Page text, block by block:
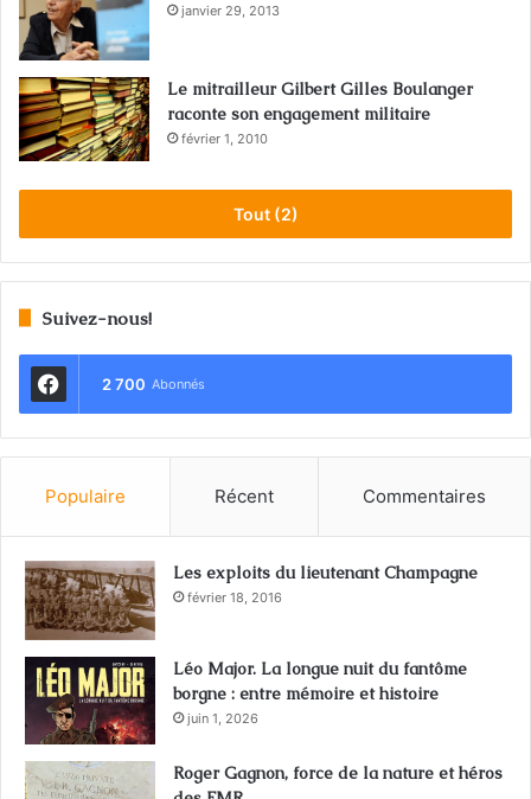
janvier 29, 2013
Le mitrailleur Gilbert Gilles Boulanger
raconte son engagement militaire
février 1, 2010
Tout (2)
Suivez-nous!
2 700 Abonnés
Populaire Récent Commentaires
Les exploits du lieutenant Champagne
février 18, 2016
Léo Major. La longue nuit du fantôme
borgne : entre mémoire et histoire
juin 1, 2026
Roger Gagnon, force de la nature et héros